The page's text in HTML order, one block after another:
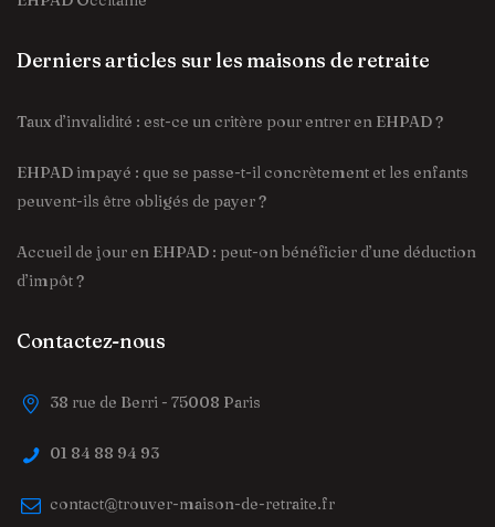
Derniers articles sur les maisons de retraite
Taux d’invalidité : est-ce un critère pour entrer en EHPAD ?
EHPAD impayé : que se passe-t-il concrètement et les enfants
peuvent-ils être obligés de payer ?
Accueil de jour en EHPAD : peut-on bénéficier d’une déduction
d’impôt ?
Contactez-nous
38 rue de Berri - 75008 Paris
01 84 88 94 93
contact@trouver-maison-de-retraite.fr